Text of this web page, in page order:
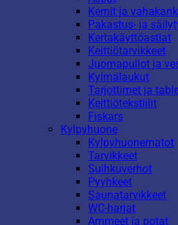
Kernit ja
Pakastus- ja
Kertakäyttöastiat
Keittiötarvikkeet
Juomapullot ja
Kylmälaukut
Tarjottimet ja
Keittiötekstiilit
Fiskars
Kylpyhuone
Kylpyhuonematot
Tarvikkeet
Suihkuverhot
Pyyhkeet
Saunatarvikkeet
WC-harjat
Ammeet ja potat